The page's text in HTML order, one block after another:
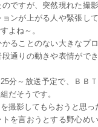
ですが、突然現れた撮
ンが上がる人や緊張し
よね～。
ることのない大きなプ
通りの動きや表情がで
分～放送予定で、ＢＢ
だそうです。
撮影してもらおうと思っ
を言おうとする野心め